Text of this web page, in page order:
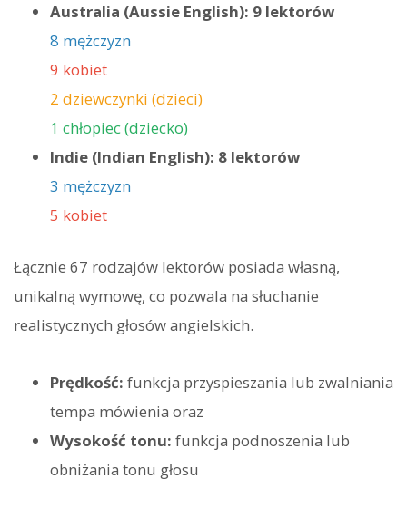
Australia (Aussie English): 9 lektorów
8 mężczyzn
9 kobiet
2 dziewczynki (dzieci)
1 chłopiec (dziecko)
Indie (Indian English): 8 lektorów
3 mężczyzn
5 kobiet
Łącznie 67 rodzajów lektorów posiada własną,
unikalną wymowę, co pozwala na słuchanie
realistycznych głosów angielskich.
Prędkość: funkcja przyspieszania lub zwalniania
tempa mówienia oraz
Wysokość tonu: funkcja podnoszenia lub
obniżania tonu głosu